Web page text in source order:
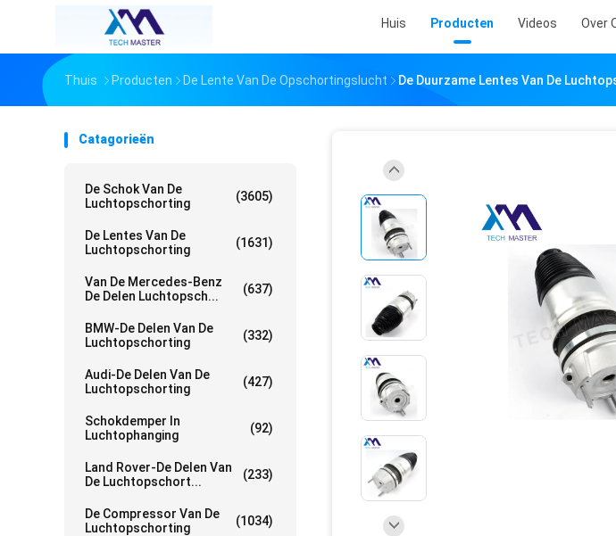
Huis Producten Videos Over
Thuis Producten De Lente Van De Opschortingslucht De Duurzame Lentes Van De
Catagorieën
De Schok Van De
Luchtopschorting
(3605)
De Lentes Van De
Luchtopschorting
(1631)
Van De Mercedes-Benz
De Delen Luchtopsch...
(637)
BMW-De Delen Van De
Luchtopschorting
(332)
Audi-De Delen Van De
Luchtopschorting
(427)
Schokdemper In
Luchtophanging
(92)
Land Rover-De Delen Van
De Luchtopschort...
(233)
De Compressor Van De
Luchtopschorting
(1034)